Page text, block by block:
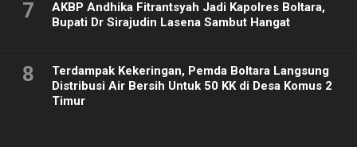
7
AKBP Andhika Fitrantsyah Jadi Kapolres Boltara,
Bupati Dr Sirajudin Lasena Sambut Hangat
8
Terdampak Kekeringan, Pemda Boltara Langsung
Distribusi Air Bersih Untuk 50 KK di Desa Komus 2
Timur